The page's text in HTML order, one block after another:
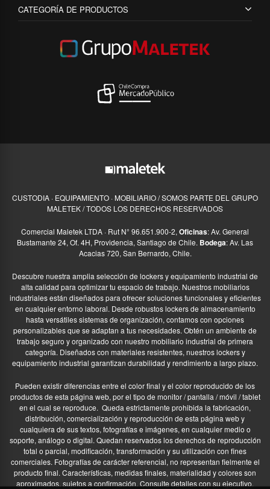
CATEGORÍA DE PRODUCTOS
CUSTODIA · EQUIPAMIENTO · MOBILIARIO / SOMOS PARTE DEL GRUPO
MALETEK / TODOS LOS DERECHOS RESERVADOS
Comercial Maletek LTDA · Rut N° 96.651.900-2, Oficinas: Av. General
Bustamante 24, Of. 4H, Providencia, Santiago de Chile. Bodega: Av. Las
Acacias 720, San Bernardo, Chile.
Descubre nuestra amplia selección de lockers y equipamiento industrial de
alta calidad para optimizar tu espacio de trabajo. Nuestros mobiliarios
industriales están diseñados para ofrecer soluciones funcionales y eficientes
en cualquier entorno laboral. Desde robustos lockers de almacenamiento
hasta versátiles sistemas de organización, contamos con opciones
personalizables que se adaptan a tus necesidades. Obtén un ambiente de
trabajo seguro y organizado con nuestro mobiliario industrial de primera
categoría. Diseñados con materiales resistentes, nuestros lockers y
equipamiento industrial garantizan durabilidad y rendimiento a largo plazo.
Pueden existir diferencias entre el color final y el color reproducido de los
productos de esta página web, por el tipo de monitor / pantalla / móvil / tablet
en el cual se reproduce. Queda estrictamente prohibida la fabricación,
distribución, comercialización y reproducción de esta página web y
cualquiera de sus textos, fotografías e imágenes, en cualquier medio o
soporte, análogo o digital. Quedan reservados los derechos de reproducción
total o parcial, modificación, transformación y su utilización con fines
comerciales. Fotografías de carácter referencial, no representan fielmente el
producto final. Características, medidas finales, materialidad y colores son
aproximados, sujetos a confirmación. Consulte detalles con su ejecutivo.